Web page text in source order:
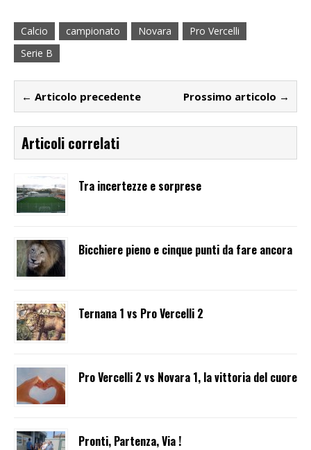
Calcio campionato Novara
Pro Vercelli
Serie B
← Articolo precedente Prossimo articolo →
Articoli correlati
Tra incertezze e sorprese
Bicchiere pieno e cinque punti da fare ancora
Ternana 1 vs Pro Vercelli 2
Pro Vercelli 2 vs Novara 1, la vittoria del cuore
Pronti, Partenza, Via !